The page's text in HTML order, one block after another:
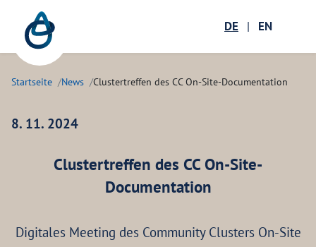
Zum Hauptinhalt springen
DE | EN
Startseite News Clustertreffen des CC On-Site-Documentation
8. 11. 2024
Clustertreffen des CC On-Site-
Documentation
Digitales Meeting des Community Clusters On-Site